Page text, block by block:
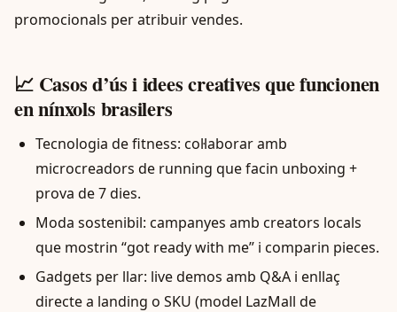
promocionals per atribuir vendes.
📈 Casos d’ús i idees creatives que funcionen
en nínxols brasilers
Tecnologia de fitness: col·laborar amb
microcreadors de running que facin unboxing +
prova de 7 dies.
Moda sostenibil: campanyes amb creators locals
que mostrin “got ready with me” i comparin pieces.
Gadgets per llar: live demos amb Q&A i enllaç
directe a landing o SKU (model LazMall de